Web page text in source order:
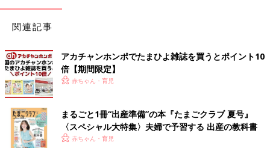
「イメージ・印象」が上位にランクインしました。
たい漢字があった」というほかに、「あだ名でこう呼びたいとい
うのが先にあって、名前や由来はあとづけ」という先輩ママも。
漠然と考えるよりも、一番こだわりたいポイントを1つしぼって
から考えると決めやすいのかもしれませんね。
【漢字の意味を大事にしたい】
漢字に意味がいろいろあって、それに想いを込めて名前がつけら
れるのは、日本ならではだと思います。そういったことは大事に
関連記事
アカチャンホンポでたまひよ雑誌を買うとポイント10
倍【期間限定】
赤ちゃん・育児
まるごと1冊“出産準備”の本『たまごクラブ 夏号』
〈スペシャル大特集〉夫婦で予習する 出産の教科書
赤ちゃん・育児